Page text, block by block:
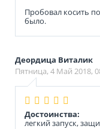
Пробовал косить
было.
Деордица Виталик
Пятница, 4 Май 2018,
Достоинства:
легкий запуск,